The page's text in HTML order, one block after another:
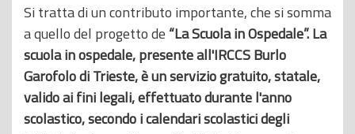
Si tratta di un contributo importante, che si somma
a quello del progetto de “La Scuola in Ospedale”. La
scuola in ospedale, presente all'IRCCS Burlo
Garofolo di Trieste, è un servizio gratuito, statale,
valido ai fini legali, effettuato durante l'anno
scolastico, secondo i calendari scolastici degli